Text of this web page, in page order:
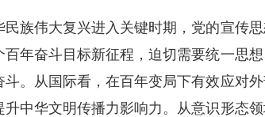
族伟大复兴进入关键时期，党的宣传
年奋斗目标新征程，迫切需要统一思想
。从国际看，在百年变局下有效应对
中华文明传播力影响力。从意识形态